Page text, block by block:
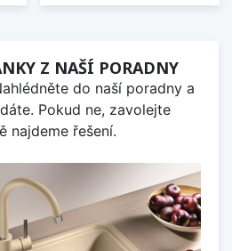
Z NAŠÍ PORADNY
do naší poradny a
Pokud ne, zavolejte
najdeme řešení.